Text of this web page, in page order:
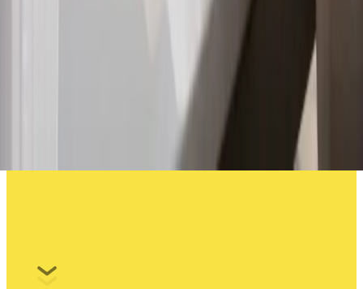
Größen rund um die Uhr bestimmen
Mit dem neuen Online-Tool CWS EasyFit können
Unternehmen flexibel und zeitsparend die passenden
Größen für Ihre Mitarbeiter:innen selbst ermitteln